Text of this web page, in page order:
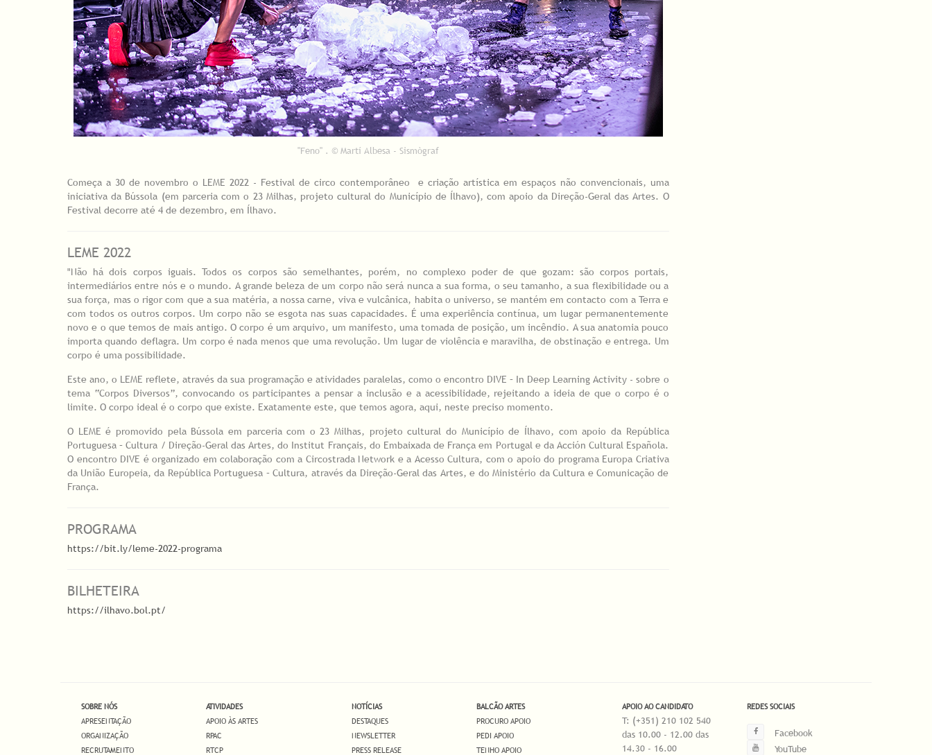
"Feno" . © Martí Albesa - Sismògraf
Começa a 30 de novembro o LEME 2022 - Festival de circo contemporâneo e criação artística em espaços não convencionais, uma
iniciativa da Bússola (em parceria com o 23 Milhas, projeto cultural do Município de Ílhavo), com apoio da Direção-Geral das Artes. O
Festival decorre até 4 de dezembro, em Ílhavo.
LEME 2022
"Não há dois corpos iguais. Todos os corpos são semelhantes, porém, no complexo poder de que gozam: são corpos portais,
intermediários entre nós e o mundo. A grande beleza de um corpo não será nunca a sua forma, o seu tamanho, a sua flexibilidade ou a
sua força, mas o rigor com que a sua matéria, a nossa carne, viva e vulcânica, habita o universo, se mantém em contacto com a Terra e
com todos os outros corpos. Um corpo não se esgota nas suas capacidades. É uma experiência contínua, um lugar permanentemente
novo e o que temos de mais antigo. O corpo é um arquivo, um manifesto, uma tomada de posição, um incêndio. A sua anatomia pouco
importa quando deflagra. Um corpo é nada menos que uma revolução. Um lugar de violência e maravilha, de obstinação e entrega. Um
corpo é uma possibilidade.
Este ano, o LEME reflete, através da sua programação e atividades paralelas, como o encontro DIVE – In Deep Learning Activity - sobre o
tema “Corpos Diversos”, convocando os participantes a pensar a inclusão e a acessibilidade, rejeitando a ideia de que o corpo é o
limite. O corpo ideal é o corpo que existe. Exatamente este, que temos agora, aqui, neste preciso momento.
O LEME é promovido pela Bússola em parceria com o 23 Milhas, projeto cultural do Município de Ílhavo, com apoio da República
Portuguesa – Cultura / Direção-Geral das Artes, do Institut Français, do Embaixada de França em Portugal e da Acción Cultural Española.
O encontro DIVE é organizado em colaboração com a Circostrada Network e a Acesso Cultura, com o apoio do programa Europa Criativa
da União Europeia, da República Portuguesa – Cultura, através da Direção-Geral das Artes, e do Ministério da Cultura e Comunicação de
França.
PROGRAMA
https://bit.ly/leme-2022-programa
BILHETEIRA
https://ilhavo.bol.pt/
SOBRE NÓS
APRESENTAÇÃO
ORGANIZAÇÃO
RECRUTAMENTO
ATIVIDADES
APOIO ÀS ARTES
RPAC
RTCP
NOTÍCIAS
DESTAQUES
NEWSLETTER
PRESS RELEASE
BALCÃO ARTES
PROCURO APOIO
PEDI APOIO
TENHO APOIO
APOIO AO CANDIDATO
T: (+351) 210 102 540
das 10.00 - 12.00 das
14.30 - 16.00
REDES SOCIAIS
Facebook
YouTube